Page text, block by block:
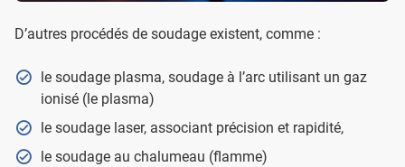
D’autres procédés de soudage existent, comme :
le soudage plasma, soudage à l’arc utilisant un gaz
ionisé (le plasma)
le soudage laser, associant précision et rapidité,
le soudage au chalumeau (flamme)